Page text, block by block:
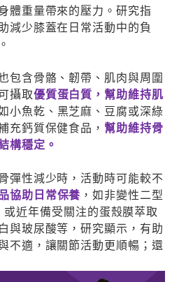
體重量帶來的壓力。研究指
減少膝蓋在日常活動中的負
包含骨骼、韌帶、肌肉與周圍
攝取優質蛋白質，幫助維持肌
小魚乾、黑芝麻、豆腐或深綠
充鈣質保健食品， 幫助維持骨
構穩定。
彈性減少時，活動時可能較不
協助日常保養 ，如非變性二型
或近年備受關注的蛋殼膜萃取
與玻尿酸等，研究顯示，有助
不適，讓關節活動更順暢；還